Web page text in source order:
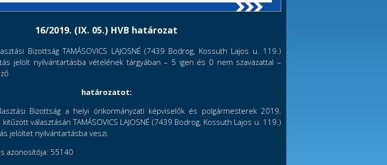
16/2019. (IX. 05.) HVB határozat
Bizottság TAMÁSOVICS LAJOSNÉ (7439 Bodrog, Kossuth Lajos u. 119.)
jelölt nyilvántartásba vételének tárgyában – 5 igen és 0 nem szavazattal –
határozatot:
Bizottság a helyi önkormányzati képviselők és polgármesterek 2019.
választásán TAMÁSOVICS LAJOSNÉ (7439 Bodrog, Kossuth Lajos u. 119.)
jelöltet nyilvántartásba veszi.
azonosítója: 55140